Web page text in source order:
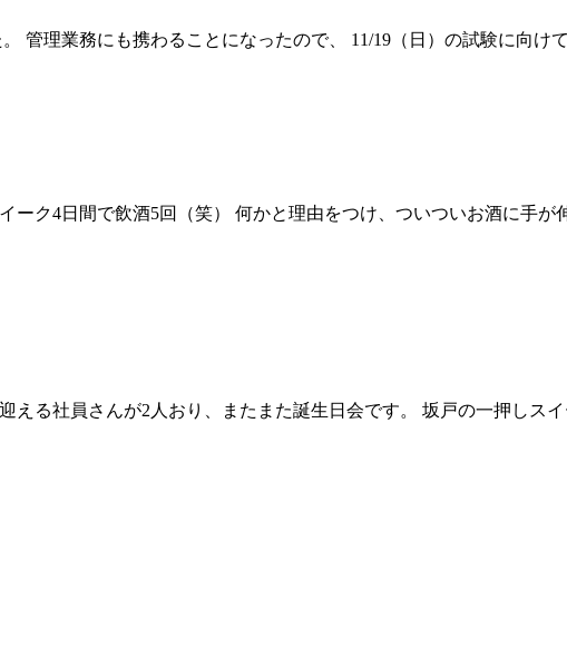
管理業務にも携わることになったので、 11/19（日）の試験に向
ク4日間で飲酒5回（笑） 何かと理由をつけ、ついついお酒に手が
える社員さんが2人おり、またまた誕生日会です。 坂戸の一押しス